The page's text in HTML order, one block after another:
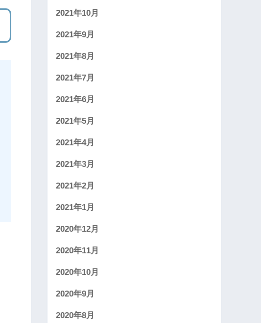
2021年10月
2021年9月
2021年8月
2021年7月
2021年6月
2021年5月
2021年4月
2021年3月
2021年2月
2021年1月
2020年12月
2020年11月
2020年10月
2020年9月
2020年8月